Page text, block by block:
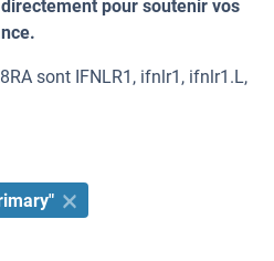
pour soutenir vos
sont IFNLR1, ifnlr1, ifnlr1.L,